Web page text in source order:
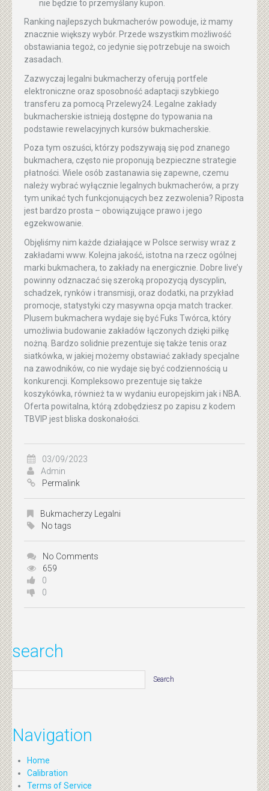
nie będzie to przemyślany kupon.
Ranking najlepszych bukmacherów powoduje, iż mamy
znacznie większy wybór. Przede wszystkim możliwość
obstawiania tegoż, co jedynie się potrzebuje na swoich
zasadach.
Zazwyczaj legalni bukmacherzy oferują portfele
elektroniczne oraz sposobność adaptacji szybkiego
transferu za pomocą Przelewy24. Legalne zakłady
bukmacherskie istnieją dostępne do typowania na
podstawie rewelacyjnych kursów bukmacherskie.
Poza tym oszuści, którzy podszywają się pod znanego
bukmachera, często nie proponują bezpieczne strategie
płatności. Wiele osób zastanawia się zapewne, czemu
należy wybrać wyłącznie legalnych bukmacherów, a przy
tym unikać tych funkcjonujących bez zezwolenia? Riposta
jest bardzo prosta – obowiązujące prawo i jego
egzekwowanie.
Objęliśmy nim każde działające w Polsce serwisy wraz z
zakładami www. Kolejna jakość, istotna na rzecz ogólnej
marki bukmachera, to zakłady na energicznie. Dobre live’y
powinny odznaczać się szeroką propozycją dyscyplin,
schadzek, rynków i transmisji, oraz dodatki, na przykład
promocje, statystyki czy masywna opcja match tracker.
Plusem bukmachera wydaje się być Fuks Twórca, który
umożliwia budowanie zakładów łączonych dzięki piłkę
nożną. Bardzo solidnie prezentuje się także tenis oraz
siatkówka, w jakiej możemy obstawiać zakłady specjalne
na zawodników, co nie wydaje się być codziennością u
konkurencji. Kompleksowo prezentuje się także
koszykówka, również ta w wydaniu europejskim jak i NBA.
Oferta powitalna, którą zdobędziesz po zapisu z kodem
TBVIP jest bliska doskonałości.
03/09/2023
Admin
Permalink
Bukmacherzy Legalni
No tags
No Comments
659
0
0
search
Navigation
Home
Calibration
Terms of Service